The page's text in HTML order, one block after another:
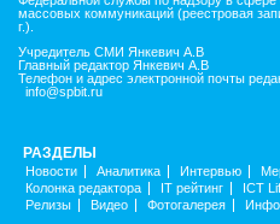
массовых коммуникаций (реестровая
г.).
Учредитель СМИ Янкевич А.В
Главный редактор Янкевич А.В
Телефон и адрес электронной почты
info@spbit.ru
РАЗДЕЛЫ
Новости Аналитика Интервью
Колонка редактора
IT рейтинг ICT
Релизы
Видео Фотогалерея